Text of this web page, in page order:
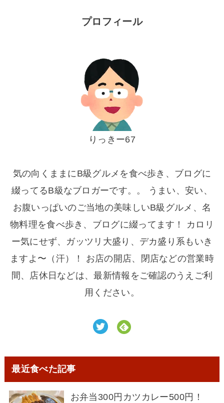
プロフィール
りっきー67
気の向くままにB級グルメを食べ歩き、ブログに
綴ってるB級なブロガーです。。 うまい、安い、
お腹いっぱいのご当地の美味しいB級グルメ、名
物料理を食べ歩き、ブログに綴ってます！ カロリ
ー気にせず、ガッツリ大盛り、デカ盛り系もいき
ますよ〜（汗）！ お店の開店、閉店などの営業時
間、店休日などは、最新情報をご確認のうえご利
用ください。
最近食べた記事
お弁当300円カツカレー500円！